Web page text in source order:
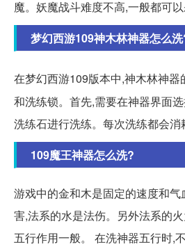
魔。妖魔战斗难度不高,一般都可以
梦幻西游109神木林神器怎么
在梦幻西游109版本中,神木林神器
和洗练锁。首先,需要在神器界面
洗练石进行洗练。每次洗练都会消
109魔王神器怎么洗?
游戏中的金和木是固定的速度和
害,法系的水是法伤。另外法系的
五行作用一般。 在洗神器五行时,